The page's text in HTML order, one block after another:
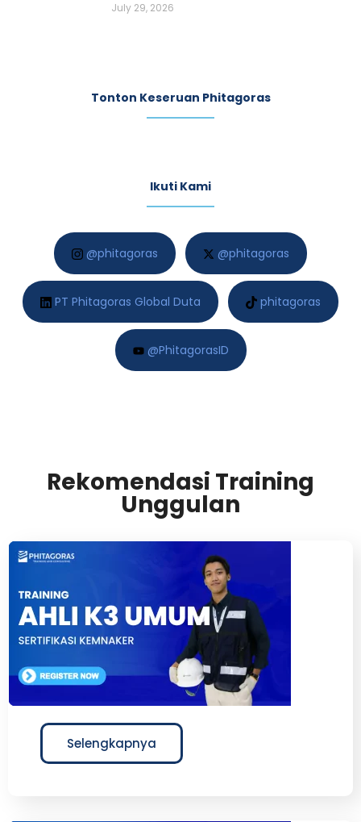
July 29, 2026
Tonton Keseruan Phitagoras
Ikuti Kami​
@phitagoras @phitagoras
PT Phitagoras Global Duta phitagoras
@PhitagorasID
Rekomendasi Training
Unggulan
Selengkapnya